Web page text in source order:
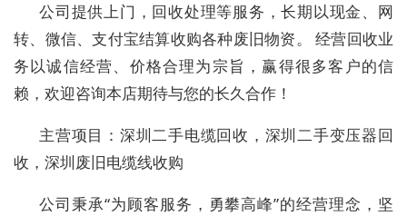
公司提供上门，回收处理等服务，长期以现金、网
转、微信、支付宝结算收购各种废旧物资。 经营回收业
务以诚信经营、价格合理为宗旨，赢得很多客户的信
赖，欢迎咨询本店期待与您的长久合作！
主营项目：深圳二手电缆回收，深圳二手变压器回
收，深圳废旧电缆线收购
公司秉承“为顾客服务，勇攀高峰”的经营理念，坚